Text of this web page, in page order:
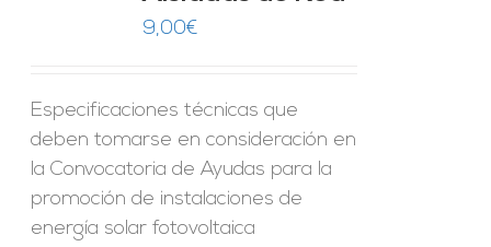
9,00€
Especificaciones técnicas que
deben tomarse en consideración en
la Convocatoria de Ayudas para la
promoción de instalaciones de
energía solar fotovoltaica